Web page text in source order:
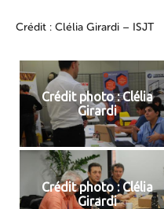
Crédit : Clélia Girardi – ISJT
Crédit photo : Clélia
Girardi
Crédit photo : Clélia
Girardi